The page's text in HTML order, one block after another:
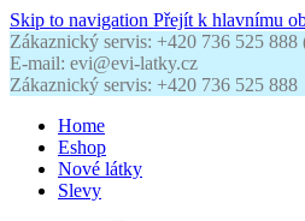
Skip to navigation Přejít k hlavnímu
Zákaznický servis: +420 736 525 888
E-mail: evi@evi-latky.cz
Zákaznický servis: +420 736 525 888
Home
Eshop
Nové látky
Slevy